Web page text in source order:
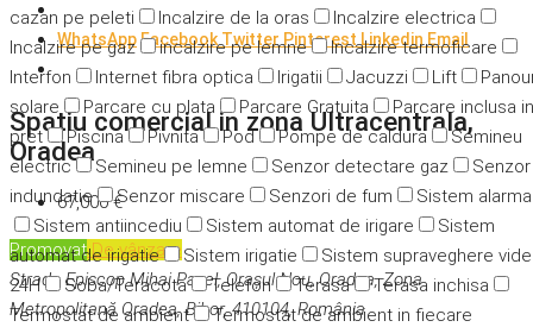
cazan pe peleti
Incalzire de la oras
Incalzire electrica
Incalzire pe gaz
incalzire pe lemne
Incalzire termoficare
Interfon
Internet fibra optica Irigatii Jacuzzi Lift
solare
Parcare cu plata Parcare Gratuita
Parcare inclusa in
pret
Piscina Pivnita Pod Pompe de caldura
Semineu
electric
Semineu pe lemne Senzor detectare gaz
Senzor
indundatie
Senzor miscare Senzori de fum
Sistem alarma
Sistem antiincediu
Sistem automat de irigare
Sistem
automat de irigatie
Sistem irigatie
Sistem supraveghere
24H
Soba/Teracota Telefon Terasa
Terasa inchisa
Termostat de ambient
Termostat de ambient in fiecare
WhatsAppFacebook Twitter Pinterest Linkedin Email
Spatiu comercial in zona Ultracentrala,
Oradea
67,000 €
PromovatDe vânzare
Strada Episcop Mihai Pavel, Orașul Nou, Oradea, Zona
Metropolitană Oradea, Bihor, 410104, România